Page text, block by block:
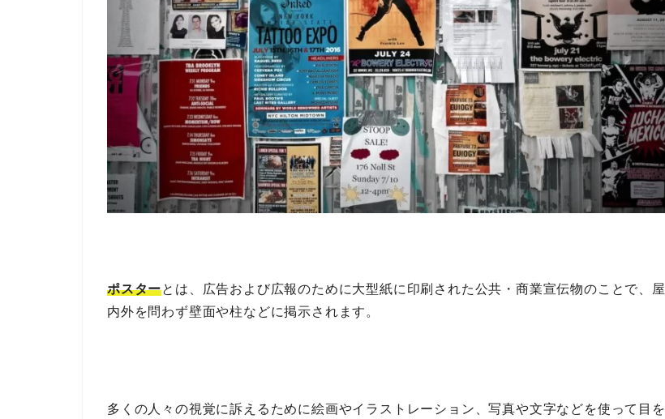
ポスターとは、広告および広報のために大型紙に印刷された公共・商業宣伝物のことで、屋
内外を問わず壁面や柱などに掲示されます。
多くの人々の視覚に訴えるために絵画やイラストレーション、写真や文字などを使って目を